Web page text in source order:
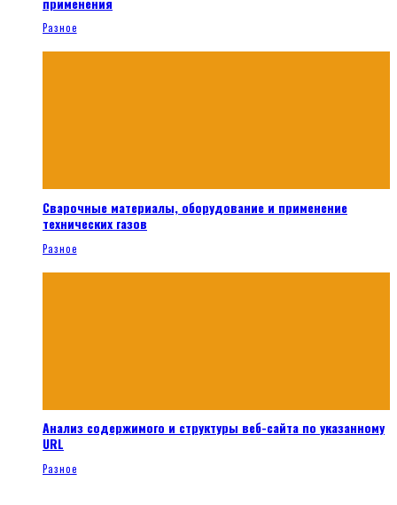
Разное
Сварочные материалы, оборудование и применение
технических газов
Разное
Анализ содержимого и структуры веб-сайта по указанному
URL
Разное